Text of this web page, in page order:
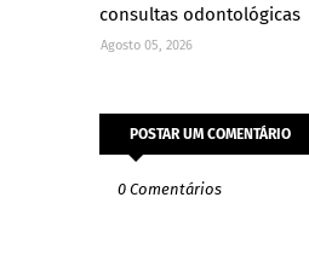
consultas odontológicas
Agosto 05, 2026
POSTAR UM COMENTÁRIO
0 Comentários